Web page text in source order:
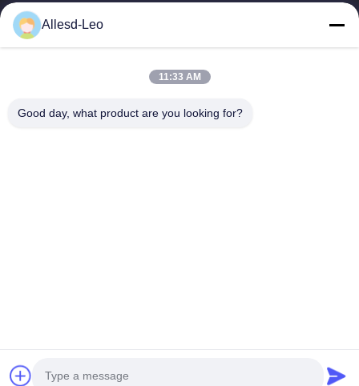
16years ervaring, als belangrijke fabrikant en exporteur van
ESD & Cleanroom producten, bieden wij een volledige lijn van
Huis
Producten
Allesd-Leo
11:33 AM
Good day, what product are you looking for?